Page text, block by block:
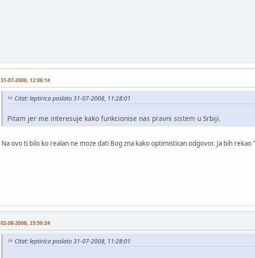
31-07-2008, 12:06:14
Citat: leptirica poslato 31-07-2008, 11:28:01
Pitam jer me interesuje kako funkcionise nas pravni sistem u Srbiji.
Na ovo ti bilo ko realan ne moze dati Bog zna kako optimistican odgovor. Ja bih rekao
02-08-2008, 23:50:24
Citat: leptirica poslato 31-07-2008, 11:28:01